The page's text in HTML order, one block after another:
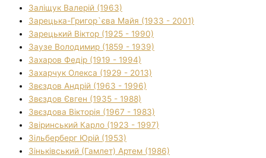
Заліщук Валерій (1963)
Зарецька-Григор`єва Майя (1933 - 2001)
Зарецький Віктор (1925 - 1990)
Заузе Володимир (1859 - 1939)
Захаров Федір (1919 - 1994)
Захарчук Олекса (1929 - 2013)
Звєздов Андрій (1963 - 1996)
Звєздов Євген (1935 - 1988)
Звєздова Вікторія (1967 - 1983)
Звіринський Карло (1923 - 1997)
Зільберберг Юрій (1953)
Зіньківський (Гамлет) Артем (1986)